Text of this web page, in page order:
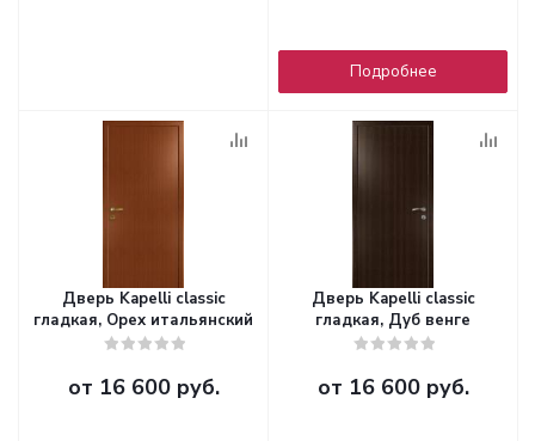
Подробнее
Дверь Kapelli classic
гладкая, Орех итальянский
от 16 600 руб.
Дверь Kapelli classic
гладкая, Дуб венге
от 16 600 руб.